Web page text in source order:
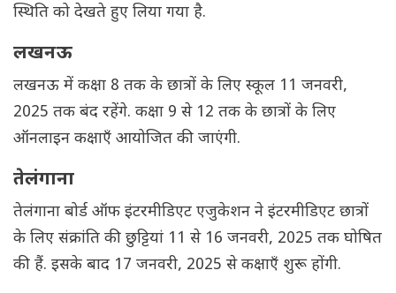
स्थिति को देखते हुए लिया गया है.
लखनऊ
लखनऊ में कक्षा 8 तक के छात्रों के लिए स्कूल 11 जनवरी,
2025 तक बंद रहेंगे. कक्षा 9 से 12 तक के छात्रों के लिए
ऑनलाइन कक्षाएँ आयोजित की जाएंगी.
तेलंगाना
तेलंगाना बोर्ड ऑफ इंटरमीडिएट एजुकेशन ने इंटरमीडिएट छात्रों
के लिए संक्रांति की छुट्टियां 11 से 16 जनवरी, 2025 तक घोषित
की हैं. इसके बाद 17 जनवरी, 2025 से कक्षाएँ शुरू होंगी.